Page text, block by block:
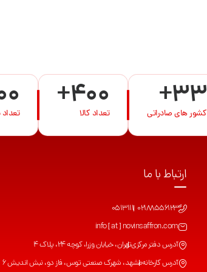
+33
کشور های صادراتی +400
تعداد کالا
ارتباط با ما
02188556123
0513111
info [ at ] novinsaffron.com
آدرس دفتر مرکزیتهران، خیابان وزرا، کوچه 24، پلاک 4
آدرس کارخانهمشهد، شهرک صنعتی توس، فاز دو، نبش اندیش 6